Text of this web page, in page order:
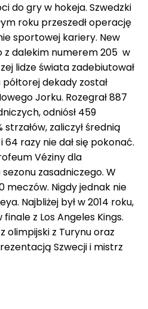
do gry w hokeja. Szwedzki
roku przeszedł operację
sportowej kariery. New
z dalekim numerem 205 w
lidze świata zadebiutował
dekady został
Jorku. Rozegrał 887
odniósł 459
strzałów, zaliczył średnią
razy nie dał się pokonać.
Véziny dla
zasadniczego. W
meczów. Nigdy jednak nie
Najbliżej był w 2014 roku,
z Los Angeles Kings.
olimpijski z Turynu oraz
Szwecji i mistrz